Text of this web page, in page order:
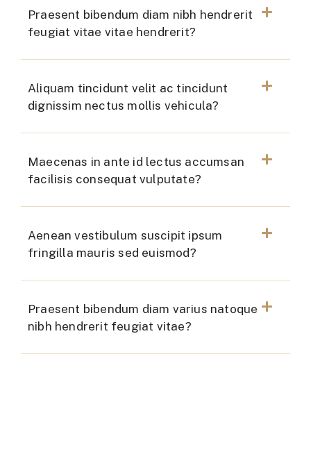
Praesent bibendum diam nibh hendrerit
feugiat vitae vitae hendrerit?
Aliquam tincidunt velit ac tincidunt
dignissim nectus mollis vehicula?
Maecenas in ante id lectus accumsan
facilisis consequat vulputate?
Aenean vestibulum suscipit ipsum
fringilla mauris sed euismod?
Praesent bibendum diam varius natoque
nibh hendrerit feugiat vitae?